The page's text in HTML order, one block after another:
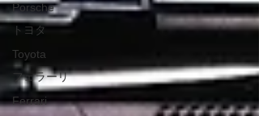
Porsche
トヨタ
Toyota
フェラーリ
Ferrari